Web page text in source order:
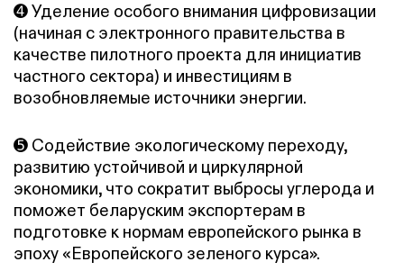
➍ Уделение особого внимания цифровизации
(начиная с электронного правительства в
качестве пилотного проекта для инициатив
частного сектора) и инвестициям в
возобновляемые источники энергии.
➎ Содействие экологическому переходу,
развитию устойчивой и циркулярной
экономики, что сократит выбросы углерода и
поможет беларуским экспортерам в
подготовке к нормам европейского рынка в
эпоху «Eвропейского зеленого курса».